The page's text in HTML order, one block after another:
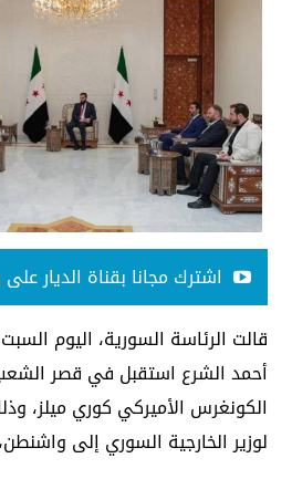
اشترك مجانا بقناة الديار
قالت الرئاسة السورية، اليوم
أحمد الشرع استقبل في قصر
الكونغرس الأميركي كوري ميلز،
لوزير الخارجية السوري إلى